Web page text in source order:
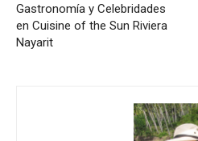
Gastronomía y Celebridades
en Cuisine of the Sun Riviera
Nayarit